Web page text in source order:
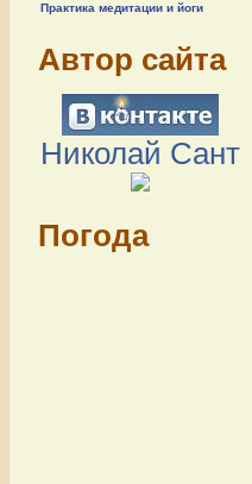
Практика медитации и йоги
Автор сайта
Николай Сант
Погода